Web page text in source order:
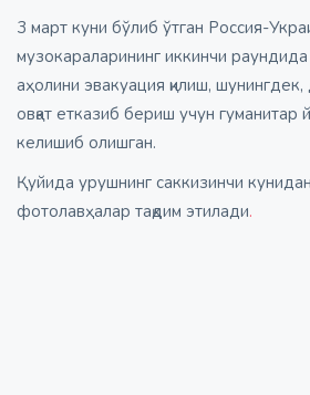
3 март куни бўлиб ўтган Россия-
музокараларининг иккинчи
аҳолини эвакуация қилиш,
овқат етказиб бериш учун гуманитар
келишиб олишган.
Қуйида урушнинг саккизинчи кунидан
фотолавҳалар тақдим этилади.